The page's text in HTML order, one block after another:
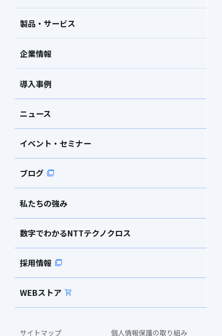
製品・サービス
企業情報
導入事例
ニュース
イベント・セミナー
ブログ
私たちの強み
数字でわかるNTTテクノクロス
採用情報
WEBストア
サイトマップ 個人情報保護の取り組み